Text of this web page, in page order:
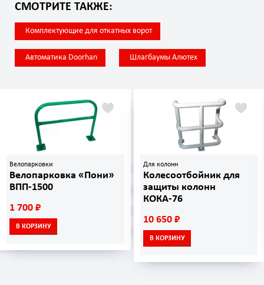
СМОТРИТЕ ТАКЖЕ:
Комплектующие для откатных ворот
Автоматика Doorhan Шлагбаумы Алютех
Велопарковки
Велопарковка «Пони»
ВПП-1500
1 700 ₽
В КОРЗИНУ
Для колонн
Колесоотбойник для
защиты колонн
КОКА-76
10 650 ₽
В КОРЗИНУ